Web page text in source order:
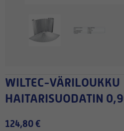
WILTEC-VÄRILOUKKU
HAITARISUODATIN
124,80 €